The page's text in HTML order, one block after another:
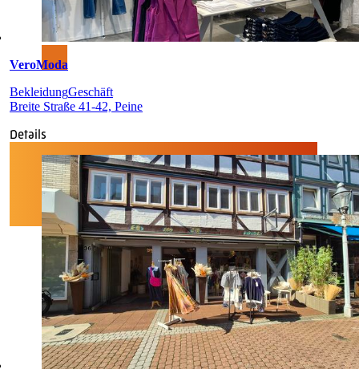
VeroModa
BekleidungGeschäft
Breite Straße 41-42, Peine
Details